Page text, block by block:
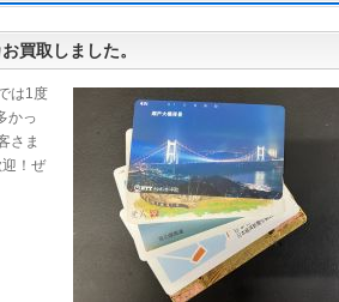
買取しました。
は1度
かっ
さま
！ぜ